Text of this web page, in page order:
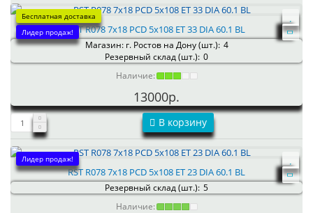
Бесплатная доставка
Лидер продаж!RST R078 7x18 PCD 5x108 ET 33 DIA 60.1 BL
Магазин: г. Ростов на Дону (шт.): 4
Резервный склад (шт.): 0
Наличие:
13000р.
В корзину
Лидер продаж!
RST R078 7x18 PCD 5x108 ET 23 DIA 60.1 BL
Резервный склад (шт.): 5
Наличие: